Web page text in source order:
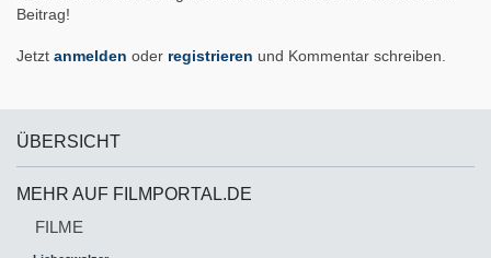
Beitrag!
Jetzt anmelden oder registrieren und Kommentar schreiben.
ÜBERSICHT
MEHR AUF FILMPORTAL.DE
FILME